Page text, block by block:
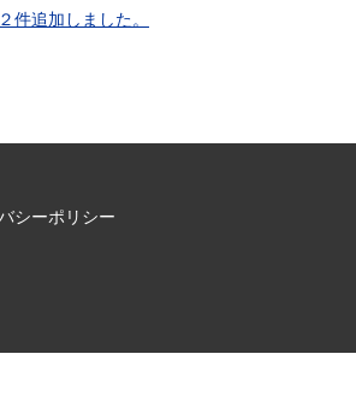
件追加しました。
シーポリシー